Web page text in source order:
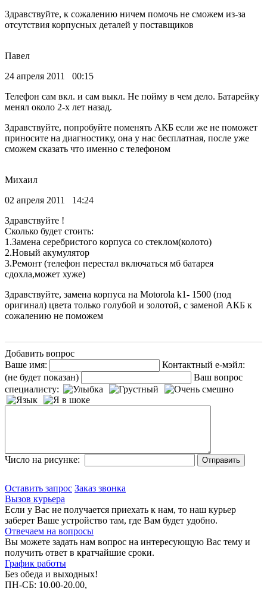
Здравствуйте, к сожалению ничем помочь не сможем из-за
отсутствия корпусных деталей у поставщиков
Павел
24 апреля 2011 00:15
Телефон сам вкл. и сам выкл. Не пойму в чем дело. Батарейку
менял около 2-х лет назад.
Здравствуйте, попробуйте поменять АКБ если же не поможет
приносите на диагностику, она у нас бесплатная, после уже
сможем сказать что именно с телефоном
Михаил
02 апреля 2011 14:24
Здравствуйте !
Сколько будет стоить:
1.Замена серебристого корпуса со стеклом(колото)
2.Новый акумулятор
3.Ремонт (телефон перестал включаться мб батарея
сдохла,может хуже)
Здравствуйте, замена корпуса на Motorola k1- 1500 (под
оригинал) цвета только голубой и золотой, с заменой АКБ к
сожалению не поможем
Добавить вопрос
Ваше имя:
Контактный е-мэйл:
(не будет показан)
Ваш вопрос
специалисту:
Число на рисунке:
Оставить запрос Заказ звонка
Вызов курьера
Если у Вас не получается приехать к нам, то наш курьер
заберет Ваше устройство там, где Вам будет удобно.
Отвечаем на вопросы
Вы можете задать нам вопрос на интересующую Вас тему и
получить ответ в кратчайшие сроки.
График работы
Без обеда и выходных!
ПН-СБ: 10.00-20.00,